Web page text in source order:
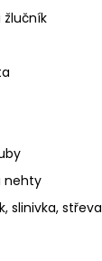
nehty
slinivka, střeva